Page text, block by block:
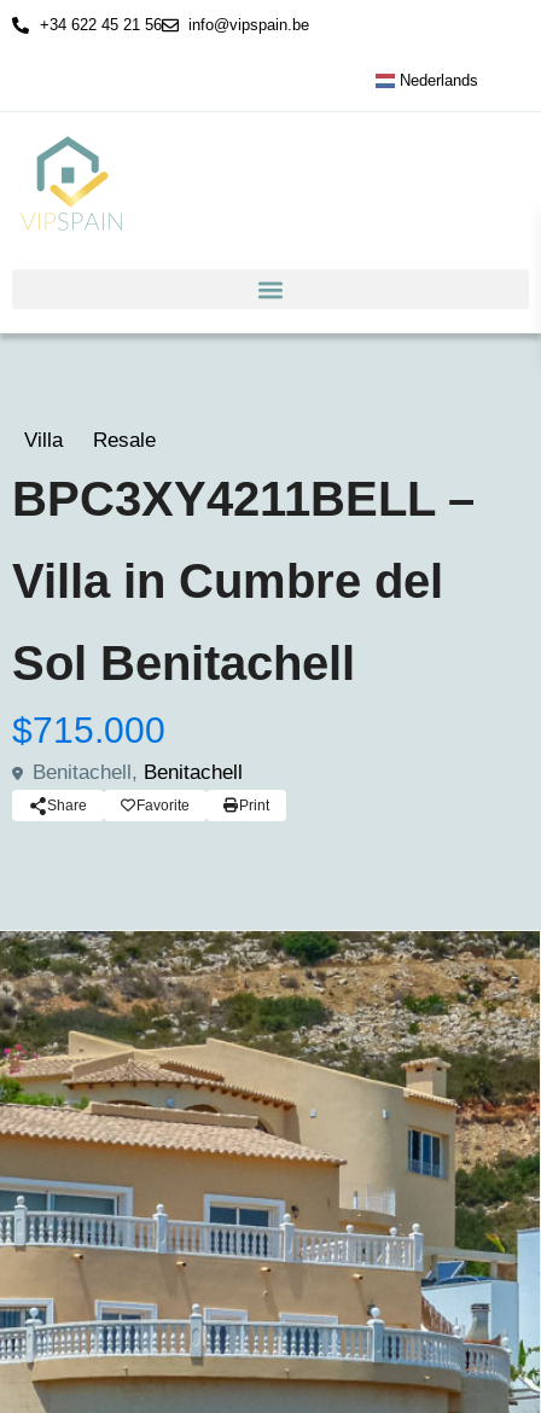
+34 622 45 21 56 info@vipspain.be
Nederlands
Villa Resale
BPC3XY4211BELL –
Villa in Cumbre del
Sol Benitachell
$715.000
Benitachell, Benitachell
Share Favorite Print